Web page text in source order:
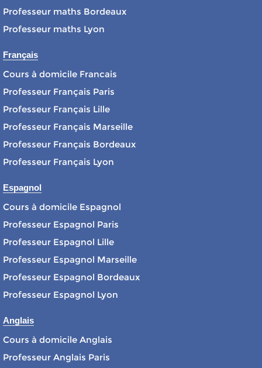
Professeur maths Bordeaux
Professeur maths Lyon
Français
Cours à domicile Francais
Professeur Français Paris
Professeur Français Lille
Professeur Français Marseille
Professeur Français Bordeaux
Professeur Français Lyon
Espagnol
Cours à domicile Espagnol
Professeur Espagnol Paris
Professeur Espagnol Lille
Professeur Espagnol Marseille
Professeur Espagnol Bordeaux
Professeur Espagnol Lyon
Anglais
Cours à domicile Anglais
Professeur Anglais Paris